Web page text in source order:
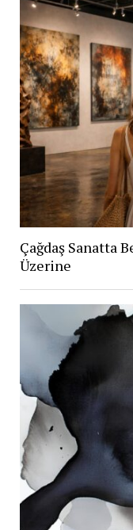
Çağdaş Sanatta
Üzerine